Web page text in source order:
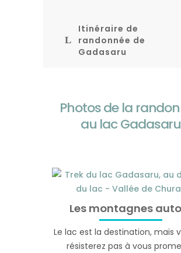
Itinéraire de
randonnée de
Gadasaru
Photos de la
au lac Gadasaru
Les montagnes
Le lac est la destination, mais
résisterez pas à vous